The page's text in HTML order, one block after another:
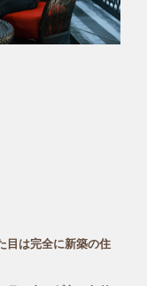
目は完全に新築の住